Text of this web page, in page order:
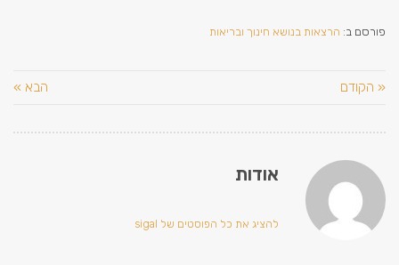
פורסם ב: הרצאות בנושא חינוך ובריאות
« הקודם הבא »
אודות
להציג את כל הפוסטים של sigal